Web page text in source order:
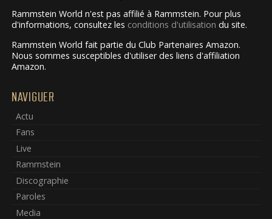
Rammstein World n'est pas affilié à Rammstein. Pour plus
d'informations, consultez les conditions d'utilisation du site.
Rammstein World fait partie du Club Partenaires Amazon.
Nous sommes susceptibles d'utiliser des liens d'affiliation
Amazon.
NAVIGUER
Actu
Fans
Live
Rammstein
Discographie
Paroles
Media